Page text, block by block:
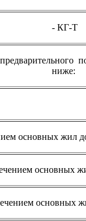
- КГ-Т
ниже:
основных жил
основных
основных